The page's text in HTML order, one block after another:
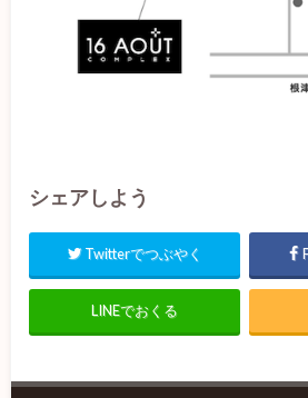
シェアしよう
Twitterでつぶやく
LINEでおくる